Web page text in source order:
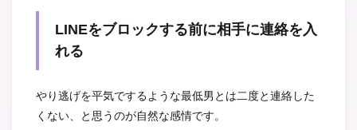
LINEをブロックする前に相手に連絡を入
れる
やり逃げを平気でするような最低男とは二度と連絡した
くない、と思うのが自然な感情です。